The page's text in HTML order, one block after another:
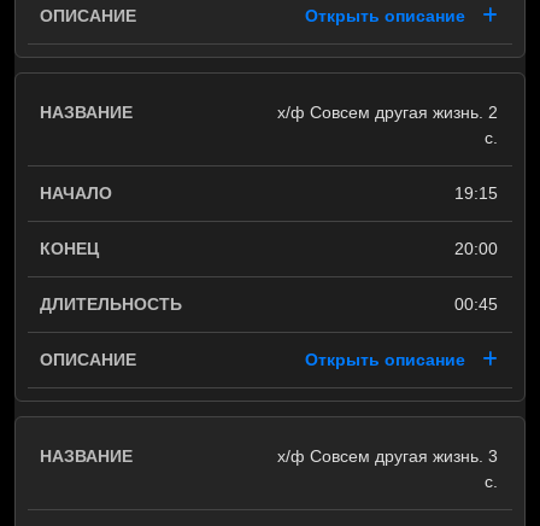
Открыть описание
х/ф Совсем другая жизнь. 2
с.
19:15
20:00
00:45
Открыть описание
х/ф Совсем другая жизнь. 3
с.